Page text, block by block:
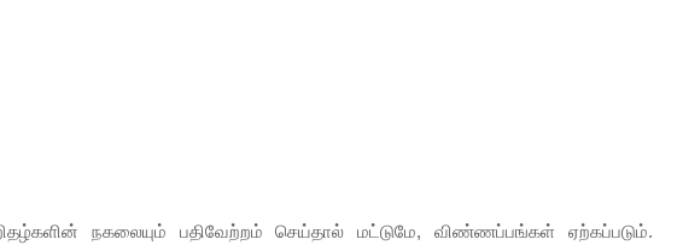
நகலையும் பதிவேற்றம் செய்தால் மட்டுமே, விண்ணப்பங்கள் ஏற்கப்படும்.